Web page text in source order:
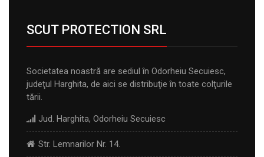
SCUT PROTECTION SRL
Societatea noastră are sediul în Odorheiu Secuiesc,
judeţul Harghita, de aici se distribuţie în toate colţurile
tării.
Jud. Harghita, Odorheiu Secuiesc
Str. Lemnarilor Nr. 14.